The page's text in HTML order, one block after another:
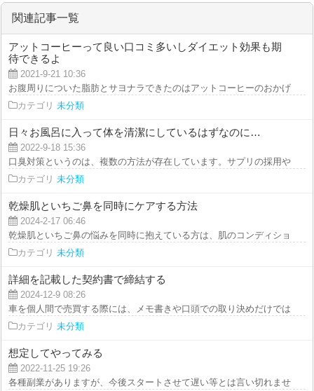
関連記事一覧
アットコーヒーって良い口コミ多いしダイエット効果も期
待できるよ
2021-9-21 10:36
お腹周りについた脂肪とサヨナラできたのはアットコーヒーのおかげです
カテゴリ 未分類
日々お風呂に入って体を清潔にしているはずなのに…
2022-9-18 15:36
口臭対策というのは、複数の方法が存在しています。サプリの採用や食事
カテゴリ 未分類
乾燥肌といちご鼻を同時にケアする方法
2024-2-17 06:46
乾燥肌といちご鼻の悩みを同時に抱えている方は、肌のコンディションを
カテゴリ 未分類
詳細を記載した契約書で締結する
2024-12-9 08:26
車を個人間で売買する際には、メモ書きや口頭での取り決めだけではトラ
カテゴリ 未分類
想定してやってみる
2022-11-25 19:26
各種副業がありますが、今後スタートさせて遅い等とは言い切れません。